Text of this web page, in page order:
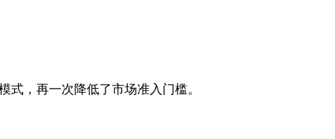
式，再一次降低了市场准入门槛。